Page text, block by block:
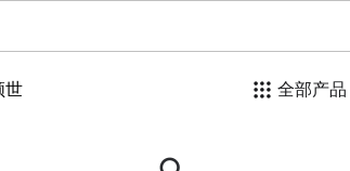
世 全部产品